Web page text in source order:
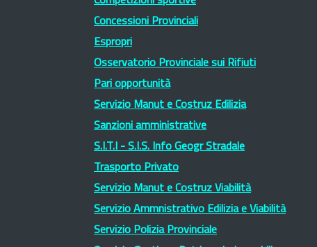
Concessioni Provinciali
Espropri
Osservatorio Provinciale sui Rifiuti
Pari opportunità
Servizio Manut e Costruz Edilizia
Sanzioni amministrative
S.I.T.I - S.I.S. Info Geogr Stradale
Trasporto Privato
Servizio Manut e Costruz Viabilità
Servizio Ammnistrativo Edilizia e Viabilità
Servizio Polizia Provinciale